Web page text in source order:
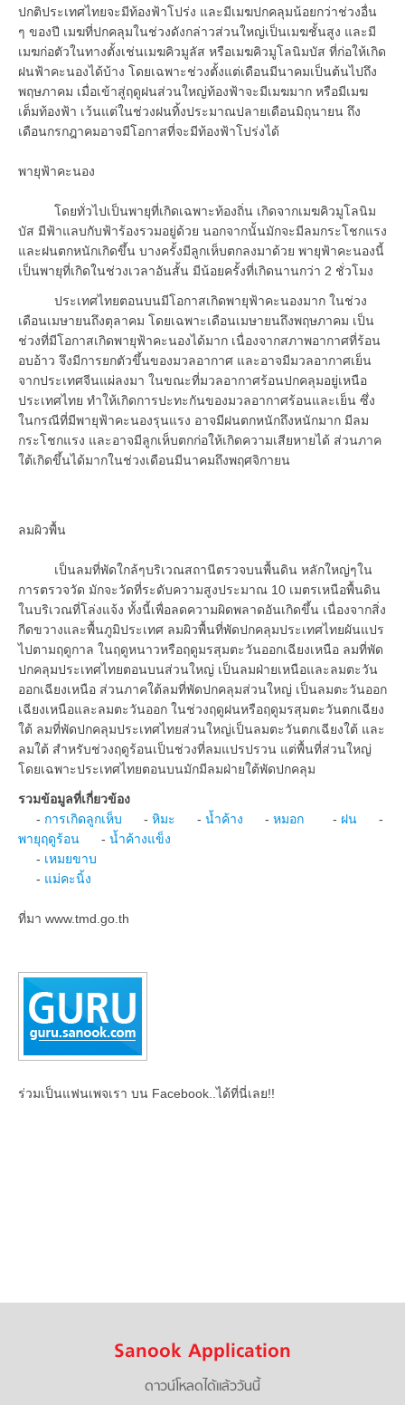
ปกติประเทศไทยจะมีท้องฟ้าโปร่ง และมีเมฆปกคลุมน้อยกว่าช่วงอื่น
ๆ ของปี เมฆที่ปกคลุมในช่วงดังกล่าวส่วนใหญ่เป็นเมฆชั้นสูง และมี
เมฆก่อตัวในทางตั้งเช่นเมฆคิวมูลัส หรือเมฆคิวมูโลนิมบัส ที่ก่อให้เกิด
ฝนฟ้าคะนองได้บ้าง โดยเฉพาะช่วงตั้งแต่เดือนมีนาคมเป็นต้นไปถึง
พฤษภาคม เมื่อเข้าสู่ฤดูฝนส่วนใหญ่ท้องฟ้าจะมีเมฆมาก หรือมีเมฆ
เต็มท้องฟ้า เว้นแต่ในช่วงฝนทิ้งประมาณปลายเดือนมิถุนายน ถึง
เดือนกรกฎาคมอาจมีโอกาสที่จะมีท้องฟ้าโปร่งได้
พายุฟ้าคะนอง
โดยทั่วไปเป็นพายุที่เกิดเฉพาะท้องถิ่น เกิดจากเมฆคิวมูโลนิม
บัส มีฟ้าแลบกับฟ้าร้องรวมอยู่ด้วย นอกจากนั้นมักจะมีลมกระโชกแรง
และฝนตกหนักเกิดขึ้น บางครั้งมีลูกเห็บตกลงมาด้วย พายุฟ้าคะนองนี้
เป็นพายุที่เกิดในช่วงเวลาอันสั้น มีน้อยครั้งที่เกิดนานกว่า 2 ชั่วโมง
ประเทศไทยตอนบนมีโอกาสเกิดพายุฟ้าคะนองมาก ในช่วง
เดือนเมษายนถึงตุลาคม โดยเฉพาะเดือนเมษายนถึงพฤษภาคม เป็น
ช่วงที่มีโอกาสเกิดพายุฟ้าคะนองได้มาก เนื่องจากสภาพอากาศที่ร้อน
อบอ้าว จึงมีการยกตัวขึ้นของมวลอากาศ และอาจมีมวลอากาศเย็น
จากประเทศจีนแผ่ลงมา ในขณะที่มวลอากาศร้อนปกคลุมอยู่เหนือ
ประเทศไทย ทำให้เกิดการปะทะกันของมวลอากาศร้อนและเย็น ซึ่ง
ในกรณีที่มีพายุฟ้าคะนองรุนแรง อาจมีฝนตกหนักถึงหนักมาก มีลม
กระโชกแรง และอาจมีลูกเห็บตกก่อให้เกิดความเสียหายได้ ส่วนภาค
ใต้เกิดขึ้นได้มากในช่วงเดือนมีนาคมถึงพฤศจิกายน
ลมผิวพื้น
เป็นลมที่พัดใกล้ๆบริเวณสถานีตรวจบนพื้นดิน หลักใหญ่ๆใน
การตรวจวัด มักจะวัดที่ระดับความสูงประมาณ 10 เมตรเหนือพื้นดิน
ในบริเวณที่โล่งแจ้ง ทั้งนี้เพื่อลดความผิดพลาดอันเกิดขึ้น เนื่องจากสิ่ง
กีดขวางและพื้นภูมิประเทศ ลมผิวพื้นที่พัดปกคลุมประเทศไทยผันแปร
ไปตามฤดูกาล ในฤดูหนาวหรือฤดูมรสุมตะวันออกเฉียงเหนือ ลมที่พัด
ปกคลุมประเทศไทยตอนบนส่วนใหญ่ เป็นลมฝ่ายเหนือและลมตะวัน
ออกเฉียงเหนือ ส่วนภาคใต้ลมที่พัดปกคลุมส่วนใหญ่ เป็นลมตะวันออก
เฉียงเหนือและลมตะวันออก ในช่วงฤดูฝนหรือฤดูมรสุมตะวันตกเฉียง
ใต้ ลมที่พัดปกคลุมประเทศไทยส่วนใหญ่เป็นลมตะวันตกเฉียงใต้ และ
ลมใต้ สำหรับช่วงฤดูร้อนเป็นช่วงที่ลมแปรปรวน แต่พื้นที่ส่วนใหญ่
โดยเฉพาะประเทศไทยตอนบนมักมีลมฝ่ายใต้พัดปกคลุม
รวมข้อมูลที่เกี่ยวข้อง
- การเกิดลูกเห็บ - หิมะ - น้ำค้าง - หมอก - ฝน -
พายุฤดูร้อน - น้ำค้างแข็ง
- เหมยขาบ
- แม่คะนิ้ง
ที่มา www.tmd.go.th
ร่วมเป็นแฟนเพจเรา บน Facebook..ได้ที่นี่เลย!!
Sanook Application
ดาวน์โหลดได้แล้ววันนี้